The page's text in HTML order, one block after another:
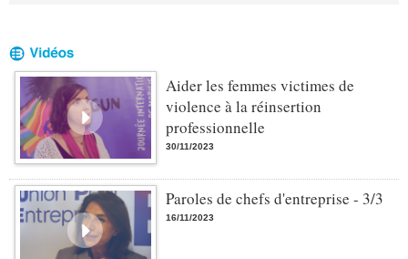
Aider les femmes victimes de
violence à la réinsertion
professionnelle
30/11/2023
Paroles de chefs d'entreprise - 3/3
16/11/2023